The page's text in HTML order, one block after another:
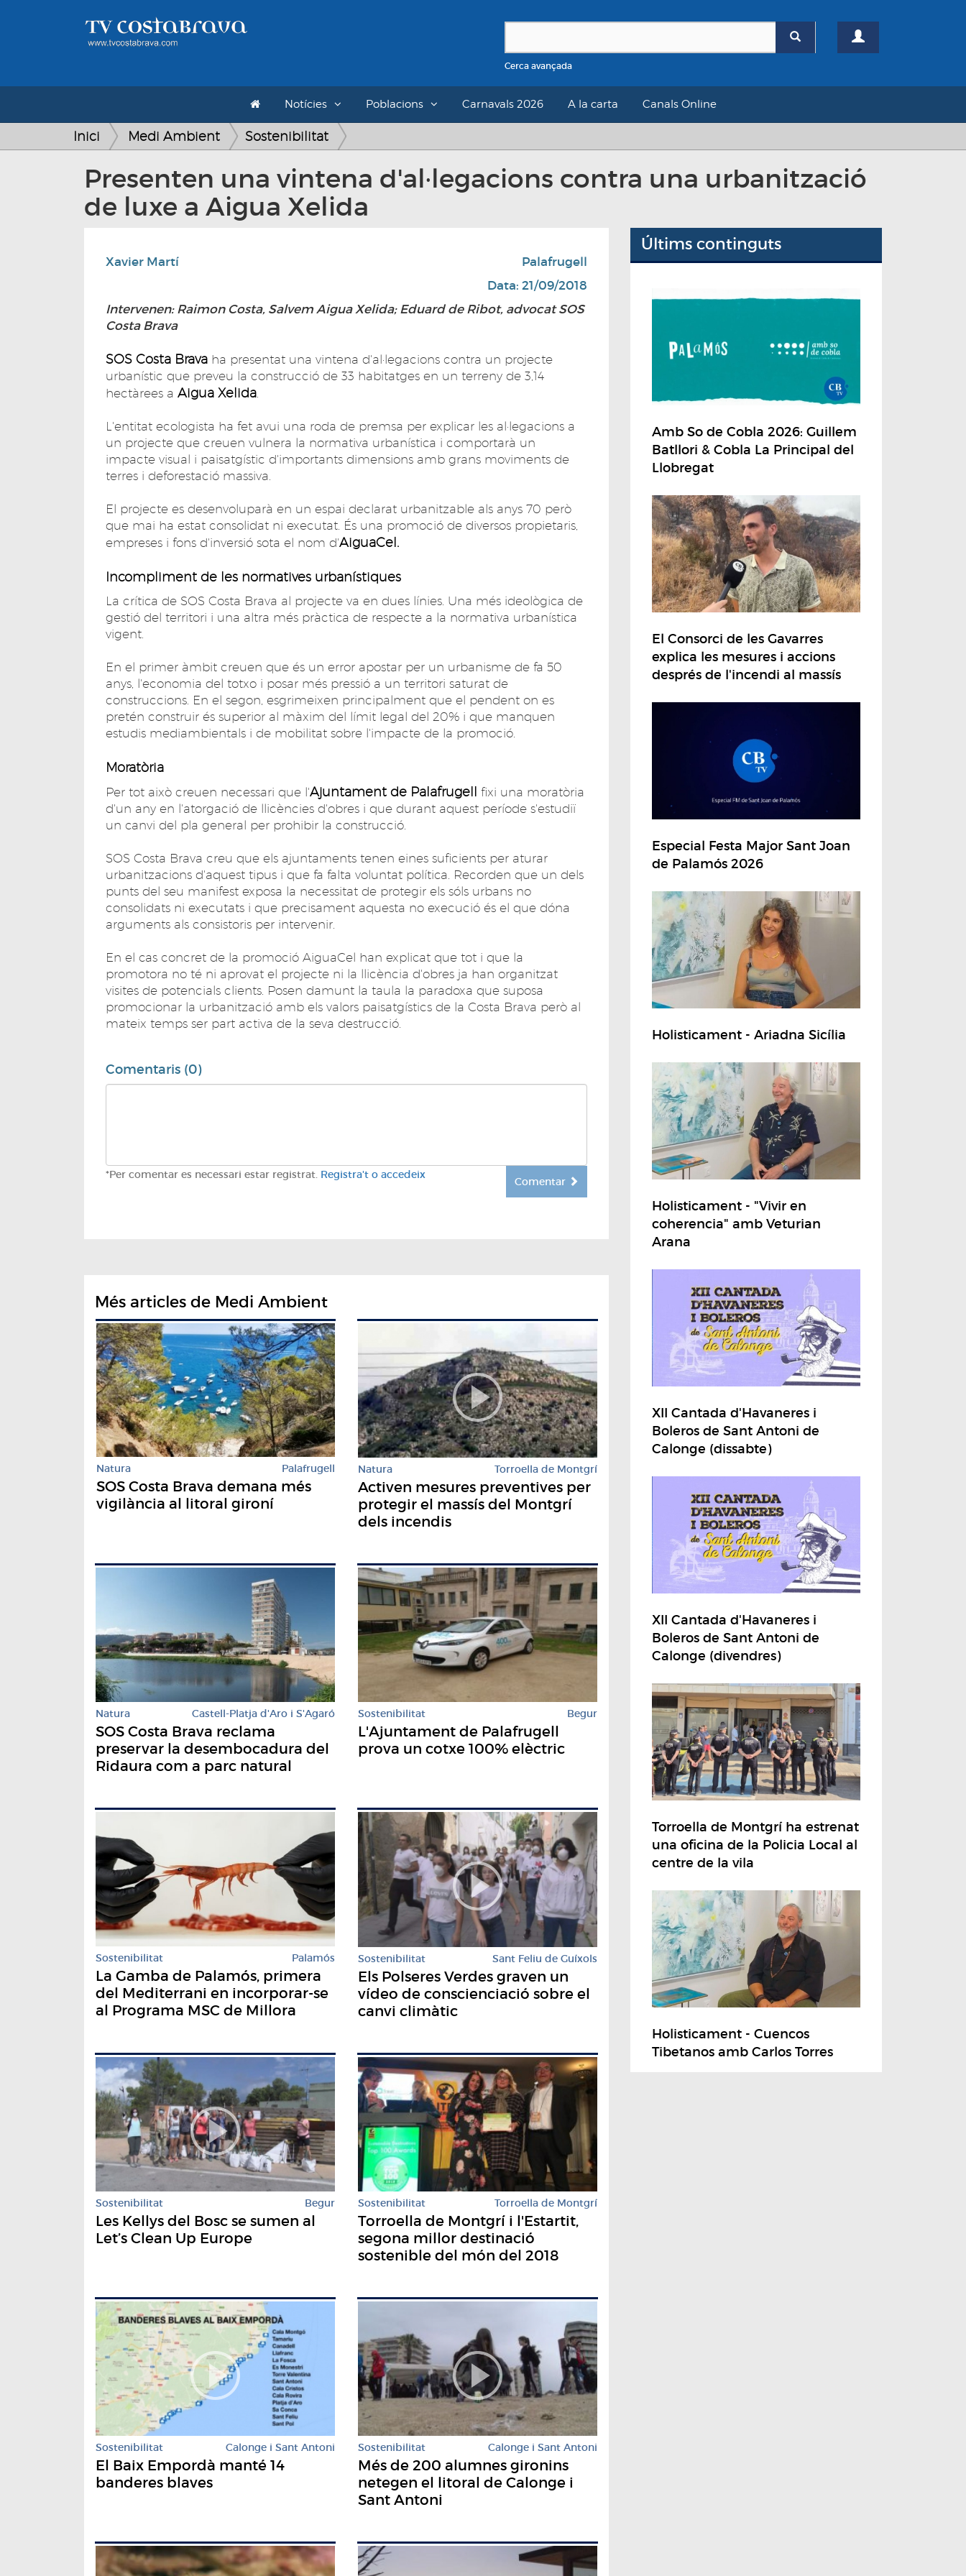
Cerca avançada
Notícies Poblacions Carnavals 2026 A la carta Canals Online
Inici Medi Ambient Sostenibilitat
Presenten una vintena d'al·legacions contra una urbanització
de luxe a Aigua Xelida
Xavier Martí
Palafrugell
Data: 21/09/2018
Intervenen: Raimon Costa, Salvem Aigua Xelida; Eduard de Ribot, advocat SOS
Costa Brava
SOS Costa Brava ha presentat una vintena d'al·legacions contra un projecte
urbanístic que preveu la construcció de 33 habitatges en un terreny de 3,14
hectàrees a Aigua Xelida.
L'entitat ecologista ha fet avui una roda de premsa per explicar les al·legacions a
un projecte que creuen vulnera la normativa urbanística i comportarà un
impacte visual i paisatgístic d'importants dimensions amb grans moviments de
terres i deforestació massiva.
El projecte es desenvoluparà en un espai declarat urbanitzable als anys 70 però
que mai ha estat consolidat ni executat. És una promoció de diversos propietaris,
empreses i fons d'inversió sota el nom d'AiguaCel.
Incompliment de les normatives urbanístiques
La crítica de SOS Costa Brava al projecte va en dues línies. Una més ideològica de
gestió del territori i una altra més pràctica de respecte a la normativa urbanística
vigent.
En el primer àmbit creuen que és un error apostar per un urbanisme de fa 50
anys, l'economia del totxo i posar més pressió a un territori saturat de
construccions. En el segon, esgrimeixen principalment que el pendent on es
pretén construir és superior al màxim del límit legal del 20% i que manquen
estudis mediambientals i de mobilitat sobre l'impacte de la promoció.
Moratòria
Per tot això creuen necessari que l'Ajuntament de Palafrugell
fixi una moratòria
d'un any en l'atorgació de llicències d'obres i que durant aquest període s'estudiï
un canvi del pla general per prohibir la construcció.
SOS Costa Brava creu que els ajuntaments tenen eines suficients per aturar
urbanitzacions d'aquest tipus i que fa falta voluntat política. Recorden que un dels
punts del seu manifest exposa la necessitat de protegir els sóls urbans no
consolidats ni executats i que precisament aquesta no execució és el que dóna
arguments als consistoris per intervenir.
En el cas concret de la promoció AiguaCel han explicat que tot i que la
promotora no té ni aprovat el projecte ni la llicència d'obres ja han organitzat
visites de potencials clients. Posen damunt la taula la paradoxa que suposa
promocionar la urbanització amb els valors paisatgístics de la Costa Brava però al
mateix temps ser part activa de la seva destrucció.
Comentaris (0)
*Per comentar es necessari estar registrat. Registra't o accedeix
Comentar
Més articles de Medi Ambient
Natura Palafrugell
SOS Costa Brava demana més
vigilància al litoral gironí
Natura Torroella de Montgrí
Activen mesures preventives per
protegir el massís del Montgrí
dels incendis
Natura Castell-Platja d'Aro i S'Agaró
SOS Costa Brava reclama
preservar la desembocadura del
Ridaura com a parc natural
Sostenibilitat Begur
L'Ajuntament de Palafrugell
prova un cotxe 100% elèctric
Sostenibilitat Palamós
La Gamba de Palamós, primera
del Mediterrani en incorporar-se
al Programa MSC de Millora
Sostenibilitat Sant Feliu de Guíxols
Els Polseres Verdes graven un
vídeo de conscienciació sobre el
canvi climàtic
Sostenibilitat Begur
Les Kellys del Bosc se sumen al
Let’s Clean Up Europe
Sostenibilitat Torroella de Montgrí
Torroella de Montgrí i l'Estartit,
segona millor destinació
sostenible del món del 2018
Sostenibilitat Calonge i Sant Antoni
El Baix Empordà manté 14
banderes blaves
Sostenibilitat Calonge i Sant Antoni
Més de 200 alumnes gironins
netegen el litoral de Calonge i
Sant Antoni
Últims continguts
Amb So de Cobla 2026: Guillem
Batllori & Cobla La Principal del
Llobregat
El Consorci de les Gavarres
explica les mesures i accions
després de l'incendi al massís
Especial Festa Major Sant Joan
de Palamós 2026
Holisticament - Ariadna Sicília
Holisticament - "Vivir en
coherencia" amb Veturian
Arana
XII Cantada d'Havaneres i
Boleros de Sant Antoni de
Calonge (dissabte)
XII Cantada d'Havaneres i
Boleros de Sant Antoni de
Calonge (divendres)
Torroella de Montgrí ha estrenat
una oficina de la Policia Local al
centre de la vila
Holisticament - Cuencos
Tibetanos amb Carlos Torres